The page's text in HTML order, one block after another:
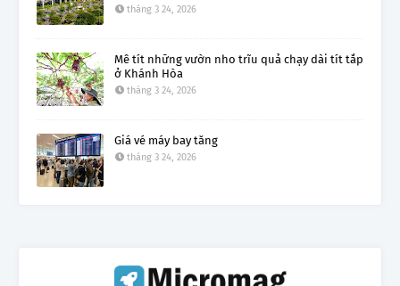
tháng 3 24, 2026
Mê tít những vườn nho trĩu quả chạy dài tít tắp
ở Khánh Hòa
tháng 3 24, 2026
Giá vé máy bay tăng
tháng 3 24, 2026